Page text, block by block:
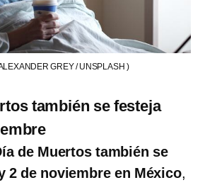
GREY / UNSPLASH )
también se festeja
de Muertos también se
2 de noviembre en México,